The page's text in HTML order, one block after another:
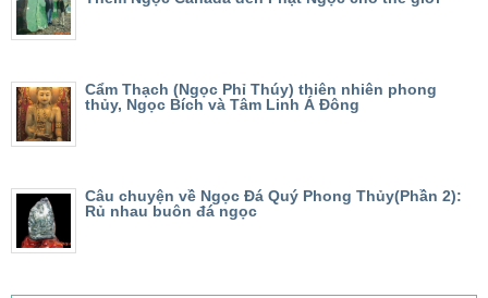
Cẩm Thạch (Ngọc Phỉ Thúy) thiên nhiên phong
thủy, Ngọc Bích và Tâm Linh Á Đông
Câu chuyện về Ngọc Đá Quý Phong Thủy(Phần 2):
Rủ nhau buôn đá ngọc